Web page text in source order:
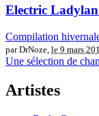
Electric
Compilation
par DrNoze, le 9 mars
Une sélection de
Artistes